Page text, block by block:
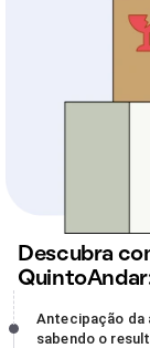
Descubra
Antecipação da
sabendo o
Antecipação da
sabendo o